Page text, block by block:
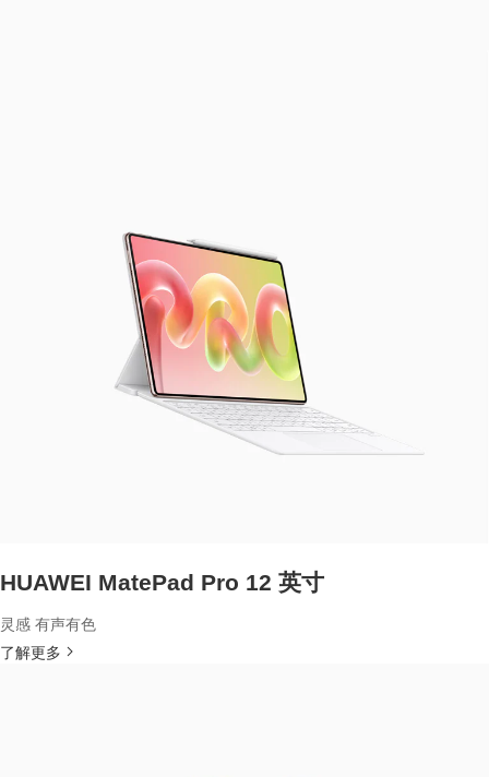
HUAWEI MatePad Pro 12 英寸
灵感 有声有色
了解更多